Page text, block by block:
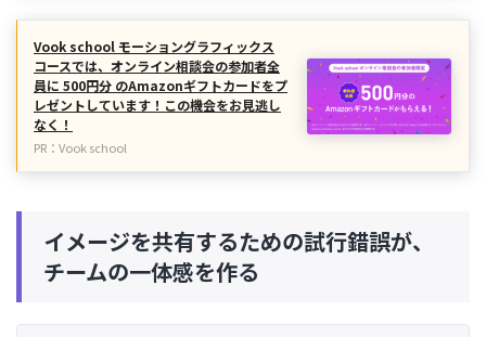
Vook school モーショングラフィックス
コースでは、オンライン相談会の参加者全
員に 500円分 のAmazonギフトカードをプ
レゼントしています！この機会をお見逃し
なく！
PR：Vook school
イメージを共有するための試行錯誤が、
チームの一体感を作る